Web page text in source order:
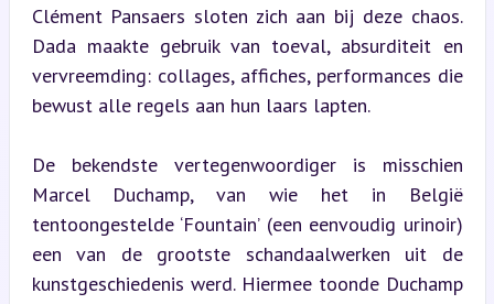
Clément Pansaers sloten zich aan bij deze chaos.
Dada maakte gebruik van toeval, absurditeit en
vervreemding: collages, affiches, performances die
bewust alle regels aan hun laars lapten.
De bekendste vertegenwoordiger is misschien
Marcel Duchamp, van wie het in België
tentoongestelde ‘Fountain’ (een eenvoudig urinoir)
een van de grootste schandaalwerken uit de
kunstgeschiedenis werd. Hiermee toonde Duchamp